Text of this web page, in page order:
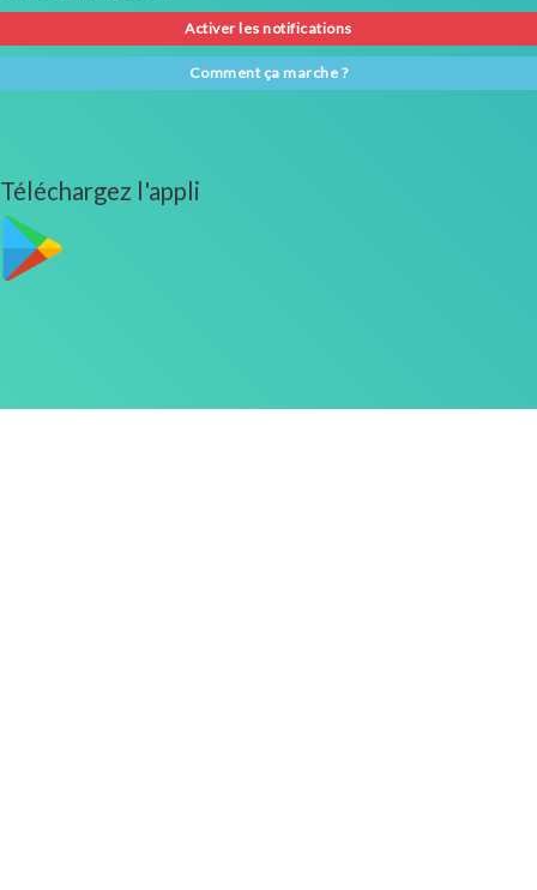
Activer les notifications
Comment ça marche ?
Téléchargez l'appli